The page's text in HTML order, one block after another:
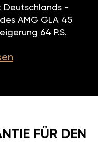
Deutschlands -
AMG GLA 45
64 P.S.
FÜR DEN